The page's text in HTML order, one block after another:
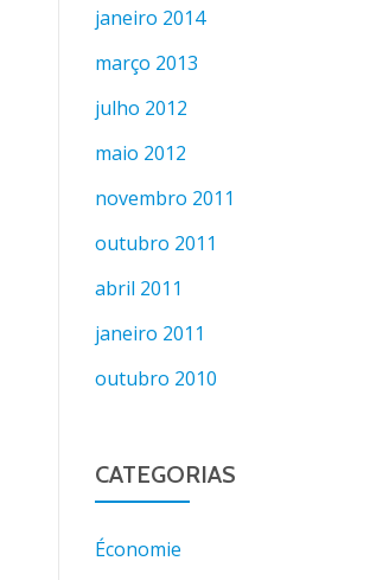
janeiro 2014
março 2013
julho 2012
maio 2012
novembro 2011
outubro 2011
abril 2011
janeiro 2011
outubro 2010
CATEGORIAS
Économie